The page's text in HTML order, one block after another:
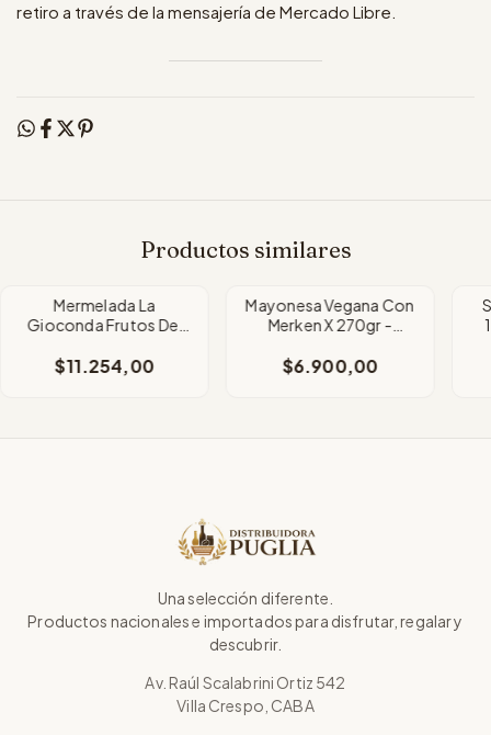
retiro a través de la mensajería de Mercado Libre.
Productos similares
Mermelada La
Gioconda Frutos Del
x330Grms
$11.254,00
Mayonesa Vegana Con
Merken X 270gr -
$6.900,00
Una selección diferente.
Productos nacionales e importados para disfrutar, regalar y
descubrir.
Av. Raúl Scalabrini Ortiz 542
Villa Crespo, CABA